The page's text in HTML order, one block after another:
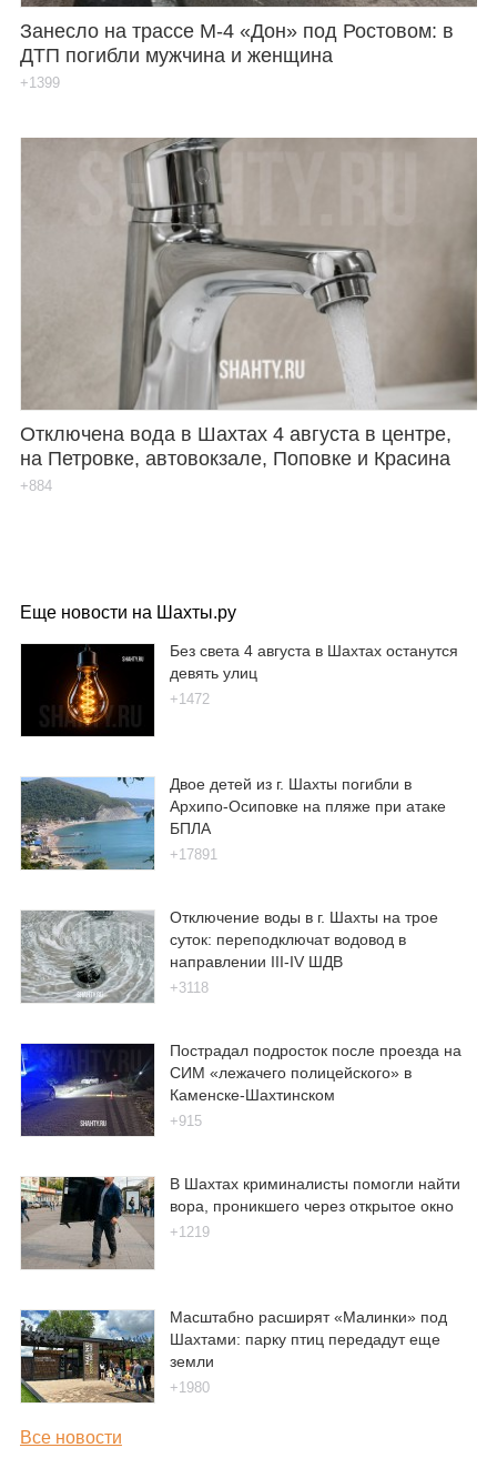
Занесло на трассе М-4 «Дон» под Ростовом: в
ДТП погибли мужчина и женщина
+1399
Отключена вода в Шахтах 4 августа в центре,
на Петровке, автовокзале, Поповке и Красина
+884
Еще новости на Шахты.ру
Без света 4 августа в Шахтах останутся
девять улиц
+1472
Двое детей из г. Шахты погибли в
Архипо-Осиповке на пляже при атаке
БПЛА
+17891
Отключение воды в г. Шахты на трое
суток: переподключат водовод в
направлении III-IV ШДВ
+3118
Пострадал подросток после проезда на
СИМ «лежачего полицейского» в
Каменске-Шахтинском
+915
В Шахтах криминалисты помогли найти
вора, проникшего через открытое окно
+1219
Масштабно расширят «Малинки» под
Шахтами: парку птиц передадут еще
земли
+1980
Все новости